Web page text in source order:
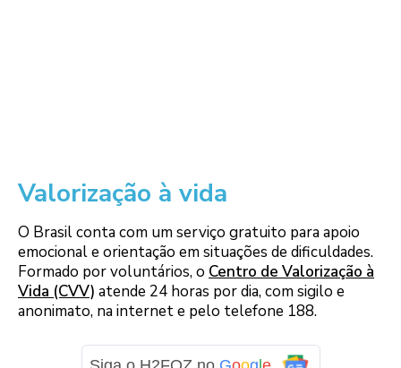
Valorização à vida
O Brasil conta com um serviço gratuito para apoio
emocional e orientação em situações de dificuldades.
Formado por voluntários, o Centro de Valorização à
Vida (CVV) atende 24 horas por dia, com sigilo e
anonimato, na internet e pelo telefone 188.